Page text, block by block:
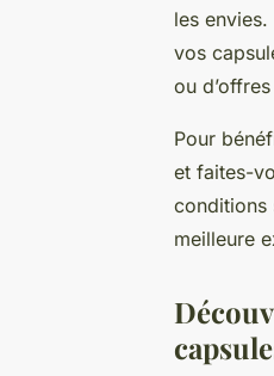
les
vos
ou
Pour
et faites-
conditions
meilleure